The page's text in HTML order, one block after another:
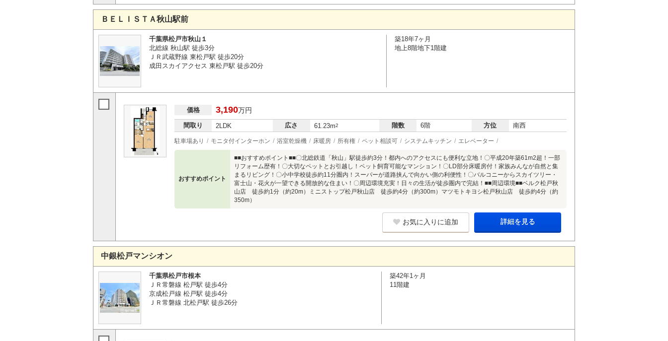
ＢＥＬＩＳＴＡ秋山駅前
千葉県松戸市秋山１
北総線 秋山駅 徒歩3分
ＪＲ武蔵野線 東松戸駅 徒歩20分
成田スカイアクセス 東松戸駅 徒歩20分
築18年7ヶ月
地上8階地下1階建
価格 3,190万円
間取り 2LDK 広さ 61.23m2 階数 6階 方位 南西
駐車場あり モニタ付インターホン 浴室乾燥機 床暖房 所有権 ペット相談可 システムキッチン エレベーター
おすすめポイント
■■おすすめポイント■■〇北総鉄道「秋山」駅徒歩約3分！都内へのアクセスにも便利な立地！〇平成20年築61m2超！一部
リフォーム歴有！〇大切なペットとお引越し！ペット飼育可能なマンション！〇LD部分床暖房付！家族みんなが自然と集
まるリビング！〇小中学校徒歩約11分圏内！スーパーが道路挟んで向かい側の利便性！〇バルコニーからスカイツリー・
富士山・花火が一望できる開放的な住まい！〇周辺環境充実！日々の生活が徒歩圏内で完結！■■周辺環境■■ベルク松戸秋
山店 徒歩約1分（約20m）ミニストップ松戸秋山店 徒歩約4分（約300m）マツモトキヨシ松戸秋山店 徒歩約4分（約
350m）
お気に入りに追加 詳細を見る
中銀松戸マンシオン
千葉県松戸市根本
ＪＲ常磐線 松戸駅 徒歩4分
京成松戸線 松戸駅 徒歩4分
ＪＲ常磐線 北松戸駅 徒歩26分
築42年1ヶ月
11階建